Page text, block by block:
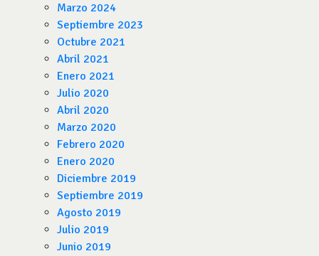
Marzo 2024
Septiembre 2023
Octubre 2021
Abril 2021
Enero 2021
Julio 2020
Abril 2020
Marzo 2020
Febrero 2020
Enero 2020
Diciembre 2019
Septiembre 2019
Agosto 2019
Julio 2019
Junio 2019